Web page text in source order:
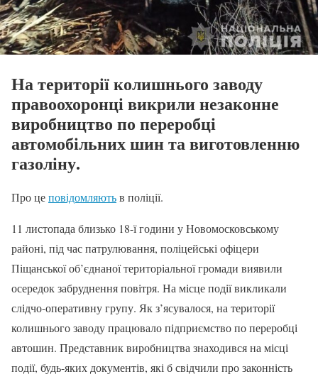
На території колишнього заводу
правоохоронці викрили незаконне
виробництво по переробці
автомобільних шин та виготовленню
газоліну.
Про цеповідомляютьв поліції.
11 листопада близько 18-ї години у Новомосковському
районі, під час патрулювання, поліцейські офіцери
Піщанської об’єднаної територіальної громади виявили
осередок забруднення повітря. На місце події викликали
слідчо-оперативну групу. Як з’ясувалося, на території
колишнього заводу працювало підприємство по переробці
автошин. Представник виробництва знаходився на місці
події, будь-яких документів, які б свідчили про законність